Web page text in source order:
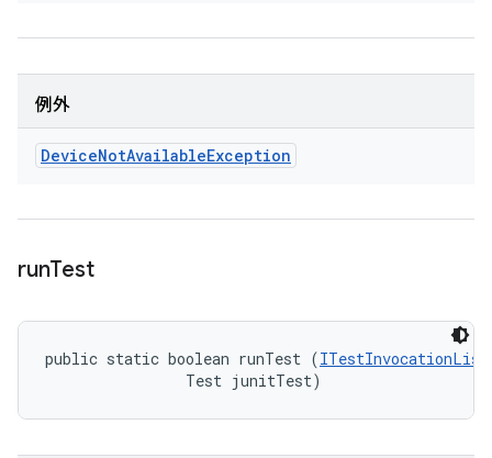
例外
DeviceNotAvailableException
runTest
public static boolean runTest (
                Test junitTest)